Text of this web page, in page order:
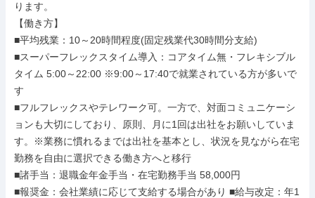
ります。
【働き方】
■平均残業：10～20時間程度(固定残業代30時間分支給)
■スーパーフレックスタイム導入：コアタイム無・フレキシブル
タイム 5:00～22:00 ※9:00～17:40で就業されている方が多いで
す
■フルフレックスやテレワーク可。一方で、対面コミュニケーシ
ョンも大切にしており、原則、月に1回は出社をお願いしていま
す。※業務に慣れるまでは出社を基本とし、状況を見ながら在宅
勤務を自由に選択できる働き方へと移行
■諸手当：退職金年金手当・在宅勤務手当 58,000円
■報奨金：会社業績に応じて支給する場合があり ■給与改定：年1